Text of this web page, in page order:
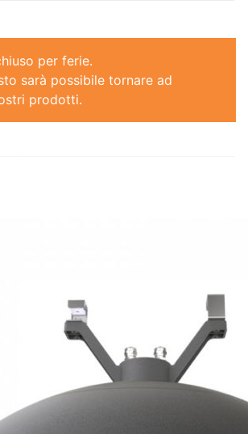
per ferie.
sarà possibile tornare ad
prodotti.